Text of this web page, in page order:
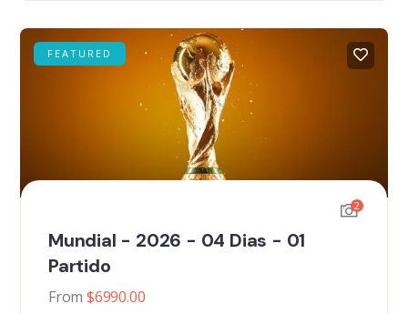
FEATURED
2
Mundial - 2026 - 04 Dias - 01
Partido
From $6990.00